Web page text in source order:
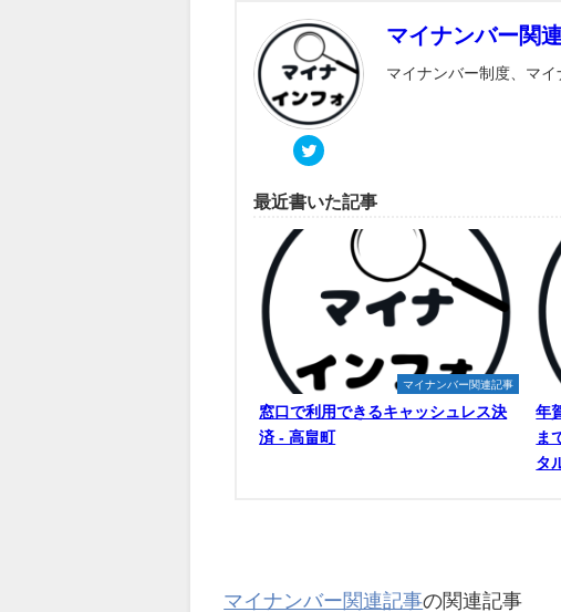
マイナンバー関
マイナンバー制度、マ
最近書いた記事
マイナンバー関連記事
窓口で利用できるキャッシュレス決
済 - 高畠町
年
ま
タ
マイナンバー関連記事の関連記事